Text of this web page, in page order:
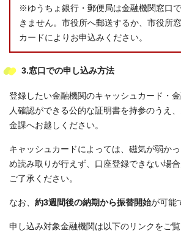
※ゆうちょ銀行・郵便局は金融機関窓口
きません。市役所へ郵送するか、市役所
カードによりお申込みください。
3.窓口での申し込み方法
登録したい金融機関のキャッシュカード・
人確認ができる公的な証明書を持参のうえ
金課へお越しください。
キャッシュカードによっては、磁気が弱か
め読み取りが行えず、口座登録できない場
ご了承ください。
なお、 約3週間後の納期から振替開始が可能
申し込み対象金融機関は以下のリンクをご覧